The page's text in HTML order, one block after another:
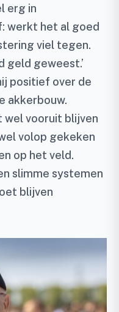
erg in
werkt het al goed
viel tegen.
geld geweest.’
positief over de
akkerbouw.
wel vooruit blijven
volop gekeken
op het veld.
slimme systemen
blijven